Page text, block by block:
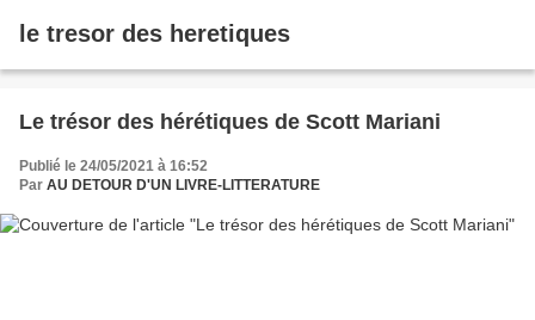
le tresor des heretiques
Le trésor des hérétiques de Scott Mariani
Publié le 24/05/2021 à 16:52
Par AU DETOUR D'UN LIVRE-LITTERATURE